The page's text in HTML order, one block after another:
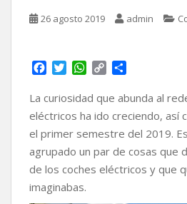
26 agosto 2019 admin
c
e
b
o
o
k
i
t
t
e
r
W
a
t
s
A
p
p
p
y
L
i
n
k
m
p
a
r
t
i
La curiosidad que abunda al
eléctricos ha ido creciendo, así
el primer semestre del 2019.
agrupado un par de cosas que
de los coches eléctricos y que
imaginabas.